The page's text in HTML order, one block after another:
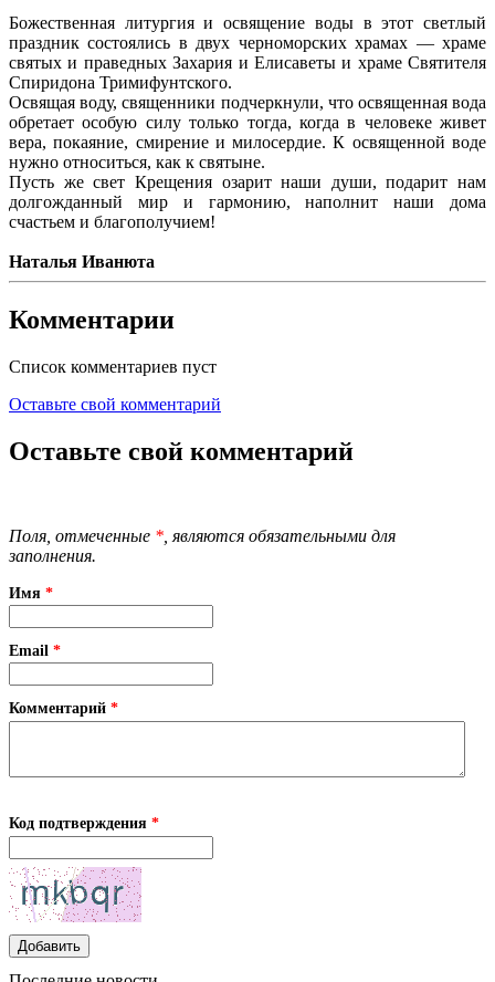
Божественная литургия и освящение воды в этот светлый
праздник состоялись в двух черноморских храмах — храме
святых и праведных Захария и Елисаветы и храме Святителя
Спиридона Тримифунтского.
Освящая воду, священники подчеркнули, что освященная вода
обретает особую силу только тогда, когда в человеке живет
вера, покаяние, смирение и милосердие. К освященной воде
нужно относиться, как к святыне.
Пусть же свет Крещения озарит наши души, подарит нам
долгожданный мир и гармонию, наполнит наши дома
счастьем и благополучием!
Наталья Иванюта
Комментарии
Список комментариев пуст
Оставьте свой комментарий
Оставьте свой комментарий
Поля, отмеченные * , являются обязательными для
заполнения.
Имя *
Email *
Комментарий *
Код подтверждения *